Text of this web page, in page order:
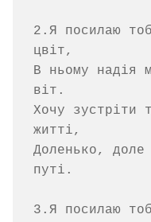
2.Я посилаю
цвіт,
В ньому надія
віт.
Хочу зустріти
житті,
Доленько,
путі.
3.Я посилаю